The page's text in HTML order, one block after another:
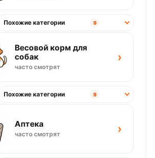
Похожие категории 9
Весовой корм для
собак
часто смотрят
›
Похожие категории 9
Аптека
часто смотрят ›